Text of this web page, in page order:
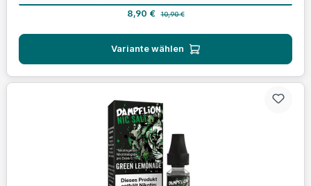
Verkaufspreis:
8,90 € 10,90 €
Variante wählen